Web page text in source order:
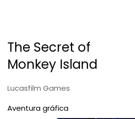
The Secret of
Monkey Island
Lucasfilm Games
Aventura gráfica